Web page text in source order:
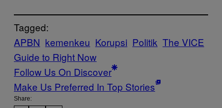
Tagged:
APBN kemenkeu Korupsi Politik The VICE
Guide to Right Now
Follow Us On Discover
Make Us Preferred In Top Stories
Share: